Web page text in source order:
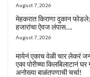
August 7, 2026
मेहकरात किराणा दुकान
हजारांचा ऐवज लंपास….
August 7, 2026
मायेनं एकाच वेळी चार लेकरं
एका पोरीच्या किलबिलाटानं
अनोख्या बाळंतपणाची चर्चा!